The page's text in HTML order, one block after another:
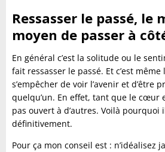
Ressasser le passé, le
moyen de passer à
En général c’est la solitude ou le
fait ressasser le passé. Et c’est
s’empêcher de voir l’avenir et d’être
quelqu’un. En effet, tant que le cœur
pas ouvert à d’autres. Voilà
définitivement.
Pour ça mon conseil est : n’idéalisez